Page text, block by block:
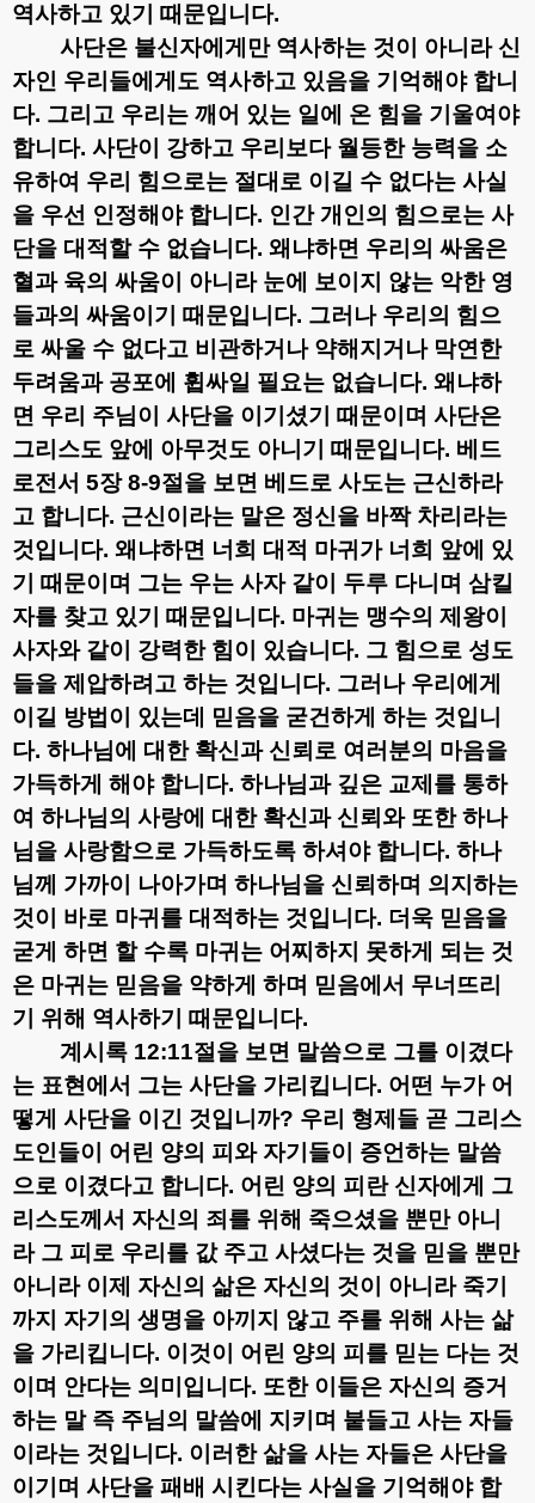
역사하고 있기 때문입니다.
사단은 불신자에게만 역사하는 것이 아니라 신
자인 우리들에게도 역사하고 있음을 기억해야 합니
다. 그리고 우리는 깨어 있는 일에 온 힘을 기울여야
합니다. 사단이 강하고 우리보다 월등한 능력을 소
유하여 우리 힘으로는 절대로 이길 수 없다는 사실
을 우선 인정해야 합니다. 인간 개인의 힘으로는 사
단을 대적할 수 없습니다. 왜냐하면 우리의 싸움은
혈과 육의 싸움이 아니라 눈에 보이지 않는 악한 영
들과의 싸움이기 때문입니다. 그러나 우리의 힘으
로 싸울 수 없다고 비관하거나 약해지거나 막연한
두려움과 공포에 휩싸일 필요는 없습니다. 왜냐하
면 우리 주님이 사단을 이기셨기 때문이며 사단은
그리스도 앞에 아무것도 아니기 때문입니다. 베드
로전서 5장8-9절을 보면 베드로 사도는 근신하라
고 합니다. 근신이라는 말은 정신을 바짝 차리라는
것입니다. 왜냐하면 너희 대적 마귀가 너희 앞에 있
기 때문이며 그는 우는 사자 같이 두루 다니며 삼킬
자를 찾고 있기 때문입니다. 마귀는 맹수의 제왕이
사자와 같이 강력한 힘이 있습니다. 그 힘으로 성도
들을 제압하려고 하는 것입니다. 그러나 우리에게
이길 방법이 있는데 믿음을 굳건하게 하는 것입니
다. 하나님에 대한 확신과 신뢰로 여러분의 마음을
가득하게 해야 합니다. 하나님과 깊은 교제를 통하
여 하나님의 사랑에 대한 확신과 신뢰와 또한 하나
님을 사랑함으로 가득하도록 하셔야 합니다. 하나
님께 가까이 나아가며 하나님을 신뢰하며 의지하는
것이 바로 마귀를 대적하는 것입니다. 더욱 믿음을
굳게 하면 할 수록 마귀는 어찌하지 못하게 되는 것
은 마귀는 믿음을 약하게 하며 믿음에서 무너뜨리
기 위해 역사하기 때문입니다.
계시록 12:11절을 보면 말씀으로 그를 이겼다
는 표현에서 그는 사단을 가리킵니다. 어떤 누가 어
떻게 사단을 이긴 것입니까? 우리 형제들 곧 그리스
도인들이 어린 양의 피와 자기들이 증언하는 말씀
으로 이겼다고 합니다. 어린 양의 피란 신자에게 그
리스도께서 자신의 죄를 위해 죽으셨을 뿐만 아니
라 그 피로 우리를 값 주고 사셨다는 것을 믿을 뿐만
아니라 이제 자신의 삶은 자신의 것이 아니라 죽기
까지 자기의 생명을 아끼지 않고 주를 위해 사는 삶
을 가리킵니다. 이것이 어린 양의 피를 믿는 다는 것
이며 안다는 의미입니다. 또한 이들은 자신의 증거
하는 말 즉 주님의 말씀에 지키며 붙들고 사는 자들
이라는 것입니다. 이러한 삶을 사는 자들은 사단을
이기며 사단을 패배 시킨다는 사실을 기억해야 합